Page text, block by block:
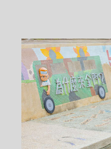
麼看都很美
我們身旁，
“歡迎您來金
麗的自然景
古蹟、欣賞
期待您的到